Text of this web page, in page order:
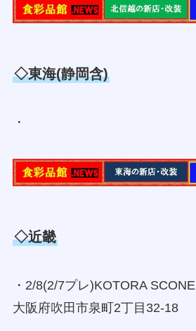
◇東海(静岡含)
・
◇近畿
・2/8(2/7プレ)KOTORA SCONE
大阪府吹田市泉町2丁目32-18